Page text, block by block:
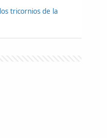
tricornios de la